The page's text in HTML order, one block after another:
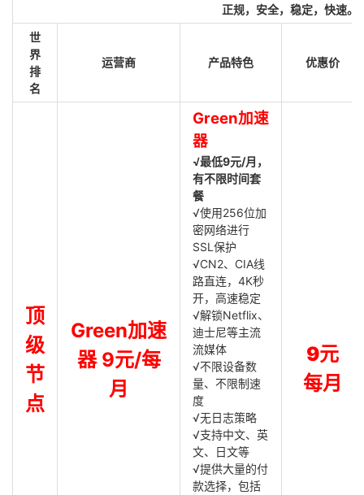
正规，安全，稳定，快速。
世
界
排
名
运营商 产品特色 优惠价
顶
级
节
点
Green加速
器 9元/每
月
Green加速
器
√最低9元/月，
有不限时间套
餐
√使用256位加
密网络进行
SSL保护
√CN2、CIA线
路直连，4K秒
开，高速稳定
√解锁Netflix、
迪士尼等主流
流媒体
√不限设备数
量、不限制速
度
√无日志策略
√支持中文、英
文、日文等
√提供大量的付
款选择，包括
9元
每月